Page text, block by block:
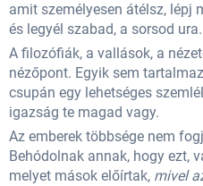
amit személyesen átélsz, lépj
és legyél szabad, a sorsod ura.
A filozófiák, a vallások, a
nézőpont. Egyik sem
csupán egy lehetséges
igazság te magad vagy.
Az emberek többsége nem
Behódolnak annak, hogy ezt,
melyet mások előírtak, mivel